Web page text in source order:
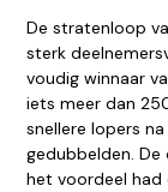
De stratenloop
sterk
voudig winnaar
iets meer dan
snellere lopers
gedubbelden. De
het voordeel